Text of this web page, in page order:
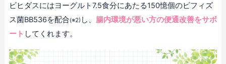
ビヒダスにはヨーグルト7.5食分にあたる150憶個のビフィズ
ス菌BB536を配合(※2) し、 腸内環境が悪い方の便通改善をサポ
ート してくれます。